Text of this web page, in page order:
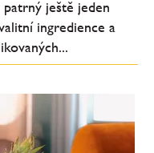
ještě jeden
ingredience a